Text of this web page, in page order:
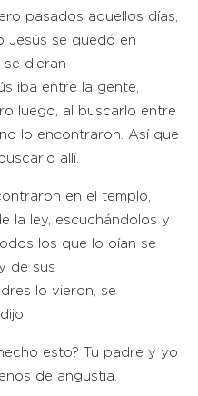
pasados aquellos días,
Jesús se quedó en
se dieran
iba entre la gente,
luego, al buscarlo entre
no lo encontraron. Así que
allí.
en el templo,
la ley, escuchándolos y
los que lo oían se
de sus
lo vieron, se
esto? Tu padre y yo
de angustia.